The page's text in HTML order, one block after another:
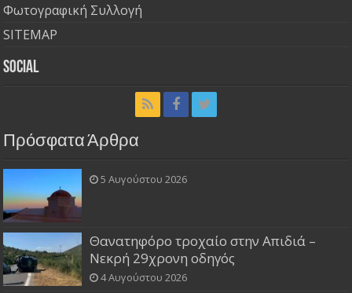
Φωτογραφική Συλλογή
SITEMAP
Social
Πρόσφατα Άρθρα
5 Αυγούστου 2026
Θανατηφόρο τροχαίο στην Απιδιά –
Νεκρή 29χρονη οδηγός
4 Αυγούστου 2026